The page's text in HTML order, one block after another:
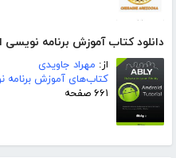
دانلود کتاب آموزش برنامه نویسی
از: مهراد جاویدی
کتاب‌های آموزش برنامه
۶۶۱ صفحه